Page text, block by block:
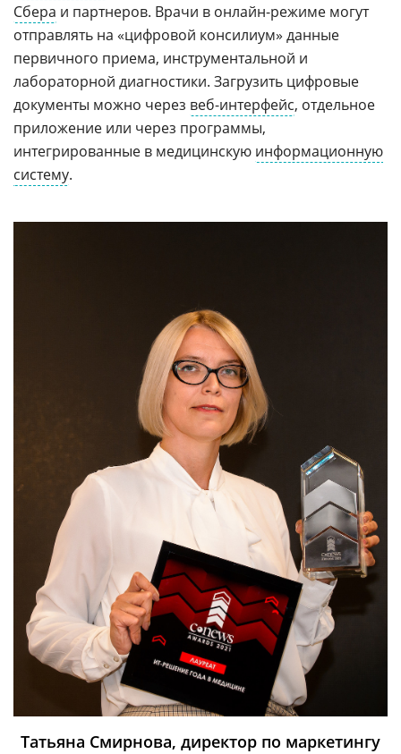
Сбера и партнеров. Врачи в онлайн-режиме могут
отправлять на «цифровой консилиум» данные
первичного приема, инструментальной и
лабораторной диагностики. Загрузить цифровые
документы можно через веб-интерфейс, отдельное
приложение или через программы,
интегрированные в медицинскую информационную
систему.
Татьяна Смирнова, директор по маркетингу